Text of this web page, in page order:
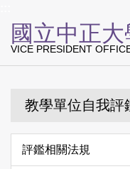
到
主國立中正
VICE PRESIDENT
教學單位自我評
評鑑相關法規